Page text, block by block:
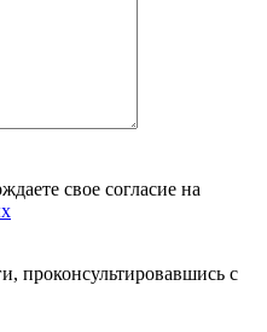
свое согласие на
проконсультировавшись с